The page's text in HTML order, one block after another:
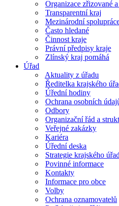
Organizace zřizované
Transparentní kraj
Mezinárodní
Často hledané
Činnost kraje
Právní předpisy kraje
Zlínský kraj pomáhá
Úřad
Aktuality z úřadu
Ředitelka krajského
Úřední hodiny
Ochrana osobních
Odbory
Organizační řád a
Veřejné zakázky
Kariéra
Úřední deska
Strategie krajského
Povinné informace
Kontakty
Informace pro obce
Volby
Ochrana oznamovatelů